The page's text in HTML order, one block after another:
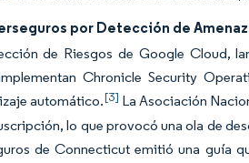
por Detección de
de Riesgos de Google Cloud,
Chronicle Security
automático.[3] La Asociación
lo que provocó una ola de
de Connecticut emitió una guía